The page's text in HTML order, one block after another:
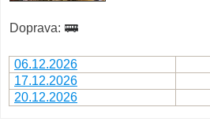
Doprava:
06.12.2026
17.12.2026
20.12.2026